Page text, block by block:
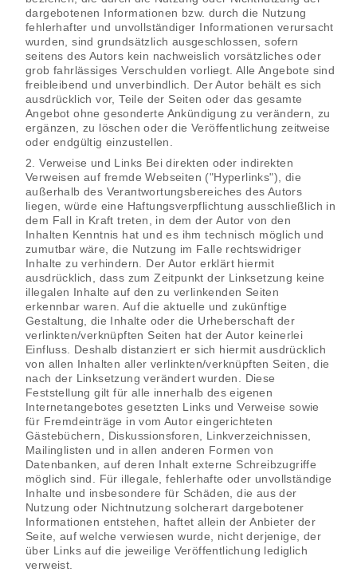
dargebotenen Informationen bzw. durch die Nutzung
fehlerhafter und unvollständiger Informationen verursacht
wurden, sind grundsätzlich ausgeschlossen, sofern
seitens des Autors kein nachweislich vorsätzliches oder
grob fahrlässiges Verschulden vorliegt. Alle Angebote sind
freibleibend und unverbindlich. Der Autor behält es sich
ausdrücklich vor, Teile der Seiten oder das gesamte
Angebot ohne gesonderte Ankündigung zu verändern, zu
ergänzen, zu löschen oder die Veröffentlichung zeitweise
oder endgültig einzustellen.
2. Verweise und Links Bei direkten oder indirekten
Verweisen auf fremde Webseiten ("Hyperlinks"), die
außerhalb des Verantwortungsbereiches des Autors
liegen, würde eine Haftungsverpflichtung ausschließlich in
dem Fall in Kraft treten, in dem der Autor von den
Inhalten Kenntnis hat und es ihm technisch möglich und
zumutbar wäre, die Nutzung im Falle rechtswidriger
Inhalte zu verhindern. Der Autor erklärt hiermit
ausdrücklich, dass zum Zeitpunkt der Linksetzung keine
illegalen Inhalte auf den zu verlinkenden Seiten
erkennbar waren. Auf die aktuelle und zukünftige
Gestaltung, die Inhalte oder die Urheberschaft der
verlinkten/verknüpften Seiten hat der Autor keinerlei
Einfluss. Deshalb distanziert er sich hiermit ausdrücklich
von allen Inhalten aller verlinkten/verknüpften Seiten, die
nach der Linksetzung verändert wurden. Diese
Feststellung gilt für alle innerhalb des eigenen
Internetangebotes gesetzten Links und Verweise sowie
für Fremdeinträge in vom Autor eingerichteten
Gästebüchern, Diskussionsforen, Linkverzeichnissen,
Mailinglisten und in allen anderen Formen von
Datenbanken, auf deren Inhalt externe Schreibzugriffe
möglich sind. Für illegale, fehlerhafte oder unvollständige
Inhalte und insbesondere für Schäden, die aus der
Nutzung oder Nichtnutzung solcherart dargebotener
Informationen entstehen, haftet allein der Anbieter der
Seite, auf welche verwiesen wurde, nicht derjenige, der
über Links auf die jeweilige Veröffentlichung lediglich
verweist.